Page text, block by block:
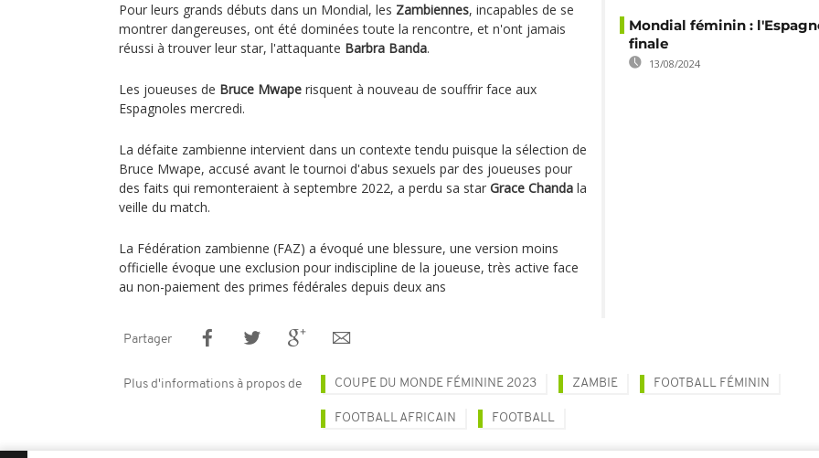
Pour leurs grands débuts dans un Mondial, les Zambiennes, incapables de se
montrer dangereuses, ont été dominées toute la rencontre, et n'ont jamais
réussi à trouver leur star, l'attaquante Barbra Banda.
Les joueuses de Bruce Mwape risquent à nouveau de souffrir face aux
Espagnoles mercredi.
La défaite zambienne intervient dans un contexte tendu puisque la sélection de
Bruce Mwape, accusé avant le tournoi d'abus sexuels par des joueuses pour
des faits qui remonteraient à septembre 2022, a perdu sa star Grace Chanda la
veille du match.
La Fédération zambienne (FAZ) a évoqué une blessure, une version moins
officielle évoque une exclusion pour indiscipline de la joueuse, très active face
au non-paiement des primes fédérales depuis deux ans
Mondial féminin :
finale
13/08/2024
Partager
Plus d'informations à propos de COUPE DU MONDE FÉMININE 2023 ZAMBIE FOOTBALL FÉMININ
FOOTBALL AFRICAIN FOOTBALL